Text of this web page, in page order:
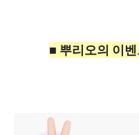
■ 뿌리오의 이